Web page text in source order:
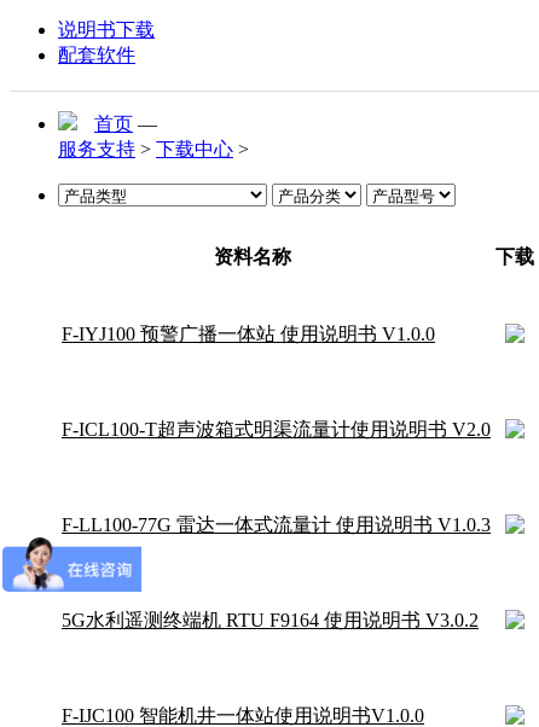
说明书下载
配套软件
首页 —
服务支持 > 下载中心 >
资料名称 下载
F-IYJ100 预警广播一体站 使用说明书 V1.0.0
F-ICL100-T超声波箱式明渠流量计使用说明书 V2.0
F-LL100-77G 雷达一体式流量计 使用说明书 V1.0.3
5G水利遥测终端机 RTU F9164 使用说明书 V3.0.2
F-IJC100 智能机井一体站使用说明书V1.0.0